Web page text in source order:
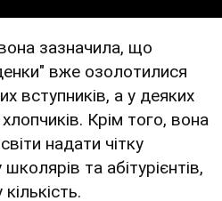
зазначила, що
вже озолотилися
вступників, а у деяких
Крім того, вона
надати чітку
та абітурієнтів,